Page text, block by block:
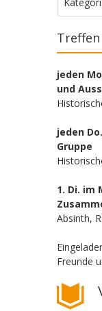
Treffen
jeden
und
jeden
Gruppe
1. Di. im
Absinth,
Freunde